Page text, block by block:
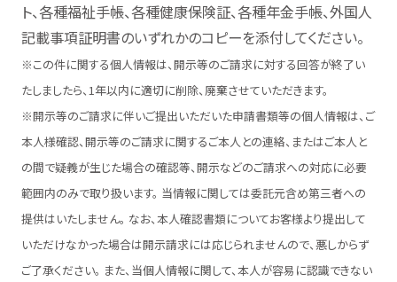
ト、各種福祉手帳、各種健康保険証、各種年金手帳、外国人
記載事項証明書のいずれかのコピーを添付してください。
※この件に関する個人情報は、開示等のご請求に対する回答が終了い
たしましたら、1年以内に適切に削除、廃棄させていただきます。
※開示等のご請求に伴いご提出いただいた申請書類等の個人情報は、ご
本人様確認、開示等のご請求に関するご本人との連絡、またはご本人と
の間で疑義が生じた場合の確認等、開示などのご請求への対応に必要
範囲内のみで取り扱います。 当情報に関しては委託元含め第三者への
提供はいたしません。 なお、本人確認書類についてお客様より提出して
いただけなかった場合は開示請求には応じられませんので、悪しからず
ご了承ください。 また、当個人情報に関して、本人が容易に認識できない